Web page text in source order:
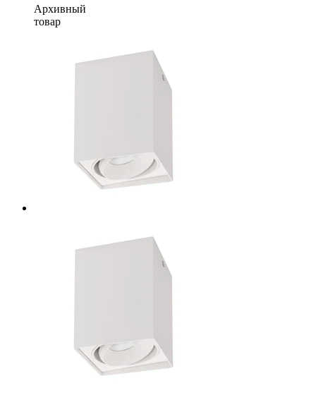
Архивный
товар